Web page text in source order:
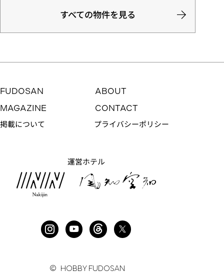
すべての物件を見る
FUDOSAN
ABOUT
MAGAZINE
CONTACT
掲載について プライバシーポリシー
運営ホテル
© HOBBY FUDOSAN